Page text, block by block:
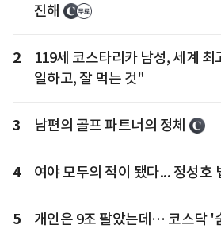
진해
2
119세 코스타리카 남성, 세계
일하고, 잘 먹는 것"
3 남편의 골프 파트너의 정체
4 여야 모두의 적이 됐다... 정성호
5
개인은 9조 팔았는데… 코스닥 '